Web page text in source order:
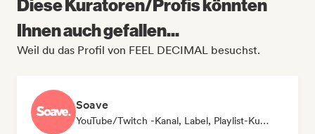
Diese Kuratoren/Profis könnten
Ihnen auch gefallen...
Weil du das Profil von FEEL DECIMAL besuchst.
Soave
YouTube/Twitch -Kanal, Label, Playlist-Kurator